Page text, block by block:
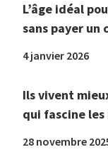
L’âge idéal
sans payer un
4 janvier 2026
Ils vivent
qui fascine
28 novembre